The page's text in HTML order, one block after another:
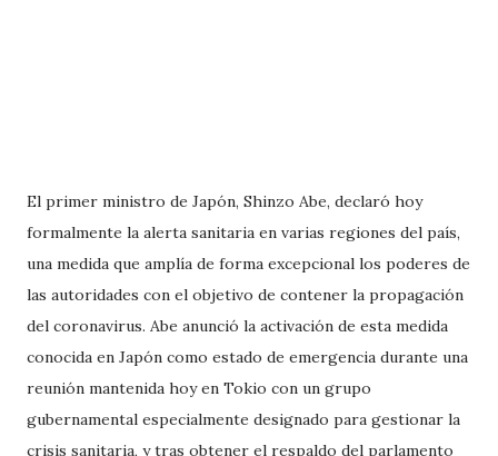
El primer ministro de Japón, Shinzo Abe, declaró hoy
formalmente la alerta sanitaria en varias regiones del país,
una medida que amplía de forma excepcional los poderes de
las autoridades con el objetivo de contener la propagación
del coronavirus. Abe anunció la activación de esta medida
conocida en Japón como estado de emergencia durante una
reunión mantenida hoy en Tokio con un grupo
gubernamental especialmente designado para gestionar la
crisis sanitaria, y tras obtener el respaldo del parlamento